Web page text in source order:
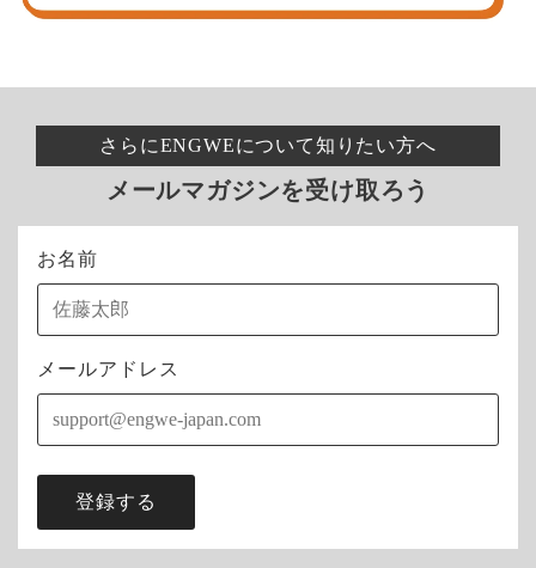
連絡先・配送先情報を記入
looks_3
支払い→【クレジットカード決済(3Dセキ
さらにENGWEについて知りたい方へ
メールマガジンを受け取ろう
お名前
メールアドレス
登録する